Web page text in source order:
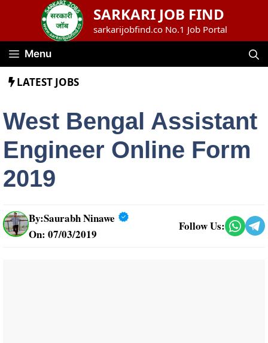
SARKARI JOB FIND
sarkarijobfind.co No.1 Job Portal
Menu
LATEST JOBS
West Bengal Assistant
Engineer Online Form
2019
By:Saurabh Ninawe
On: 07/03/2019
Follow Us: